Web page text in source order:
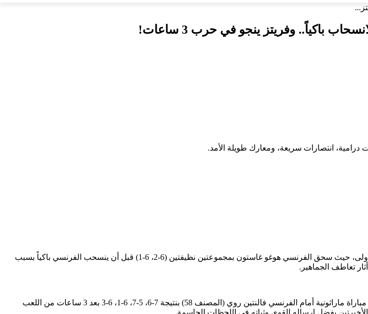
دافع حامل اللقب يانيك سينر عن تاجه بقوة منذ الدقيقة الأولى، حيث سحق الفرنسي هوغو غاستون بمجموعتين نظيفتين (6-2، 6-1) قبل أن ينسحب الفرنسي باكياً بسبب
تعاطف الجماهير.
قدم الأمريكي تايلور فريتز (المصنف 9) أداءً قوياً ليحسم مباراة ماراثونية أمام الفرنسي فالنتين روي (المصنف 58) بنتيجة 7-6، 5-7، 6-1، 6-3 بعد 3 ساعات من اللعب
بفضل إرساله القوي وثباته في اللحظات الحاسمة.